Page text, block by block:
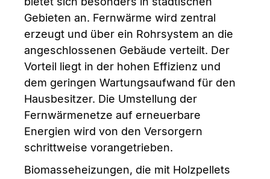
Gebieten an. Fernwärme wird zentral
erzeugt und über ein Rohrsystem an die
angeschlossenen Gebäude verteilt. Der
Vorteil liegt in der hohen Effizienz und
dem geringen Wartungsaufwand für den
Hausbesitzer. Die Umstellung der
Fernwärmenetze auf erneuerbare
Energien wird von den Versorgern
schrittweise vorangetrieben.
Biomasseheizungen, die mit Holzpellets